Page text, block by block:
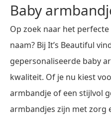
Baby
Op zoek naar het
naam? Bij It’s Beautiful
gepersonaliseerde baby
kwaliteit. Of je nu kiest
armbandje of een stijlvol
armbandjes zijn met zorg